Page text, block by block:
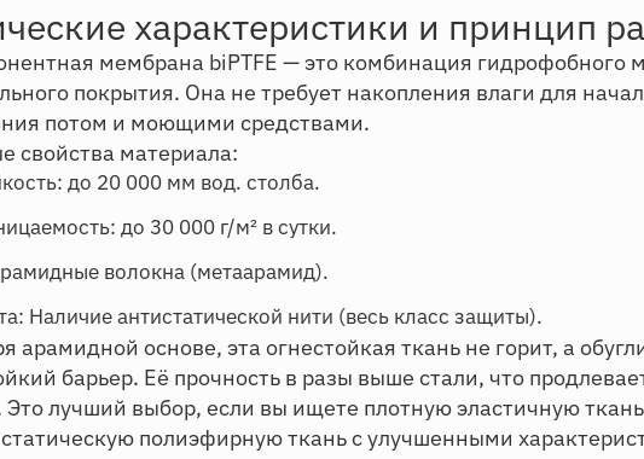
характеристики и принцип
мембрана biPTFE — это комбинация гидрофобного
покрытия. Она не требует накопления влаги для
потом и моющими средствами.
свойства материала:
до 20 000 мм вод. столба.
до 30 000 г/м² в сутки.
волокна (метаарамид).
Наличие антистатической нити (весь класс защиты).
арамидной основе, эта огнестойкая ткань не горит, а
барьер. Её прочность в разы выше стали, что
Это лучший выбор, если вы ищете плотную эластичную
полиэфирную ткань с улучшенными